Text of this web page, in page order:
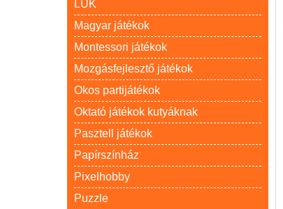
LÜK
Magyar játékok
Montessori játékok
Mozgásfejlesztő játékok
Okos partijátékok
Oktató játékok kutyáknak
Pasztell játékok
Papírszínház
Pixelhobby
Puzzle